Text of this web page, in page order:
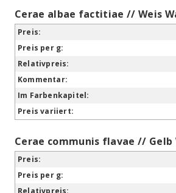
Cerae albae factitiae // Weis
Cerae communis flavae // Gelb